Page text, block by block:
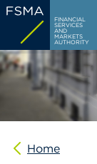
Skip
main
content
FINANCIAL
SERVICES
AND
MARKETS
AUTHORITY
C
s
u
m
s
P
Home